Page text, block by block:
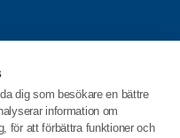
dig som besökare en bättre
information om
för att förbättra funktioner och